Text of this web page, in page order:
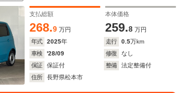
支払総額
268.9 万円
本体価格
259.8 万円
年式
2025年 走行 0.5万km
車検
'28/09 修復
なし
保証
保証付 整備
法定整備付
住所
長野県松本市